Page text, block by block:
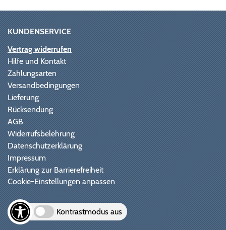
KUNDENSERVICE
Vertrag widerrufen
Hilfe und Kontakt
Zahlungsarten
Versandbedingungen
Lieferung
Rücksendung
AGB
Widerrufsbelehrung
Datenschutzerklärung
Impressum
Erklärung zur Barrierefreiheit
Cookie-Einstellungen anpassen
Kontrastmodus aus